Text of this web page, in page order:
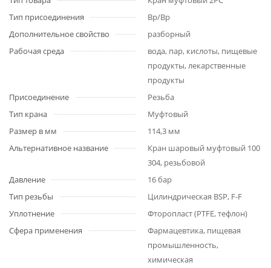
Тип присоединения
Вр/Вр
Дополнительное свойство
разборный
Рабочая среда
вода, пар, кислоты, пищевые
продукты, лекарственные
продукты
Присоединение
Резьба
Тип крана
Муфтовый
Размер в мм
114,3 мм
Альтернативное название
Кран шаровый муфтовый 100
304, резьбовой
Давление
16 бар
Тип резьбы
Цилиндрическая BSP, F-F
Уплотнение
Фторопласт (PTFE, тефлон)
Сфера применения
Фармацевтика, пищевая
промышленность,
химическая